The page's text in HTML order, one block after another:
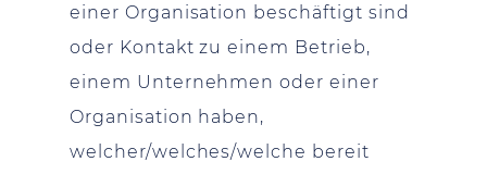
einer Organisation beschäftigt sind
oder Kontakt zu einem Betrieb,
einem Unternehmen oder einer
Organisation haben,
welcher/welches/welche bereit